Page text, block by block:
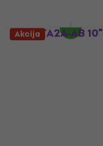
Meinl TA2A-AB 10"
Ručni tamburin
Akcija